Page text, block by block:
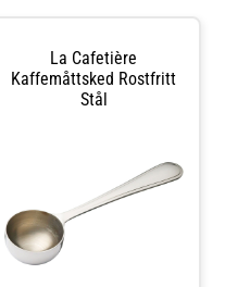
La Cafetière
Kaffemåttsked Rostfritt
Stål